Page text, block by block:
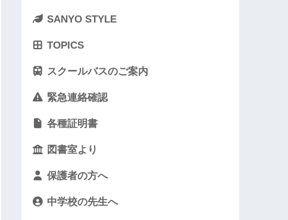
SANYO STYLE
TOPICS
スクールバスのご案内
緊急連絡確認
各種証明書
図書室より
保護者の方へ
中学校の先生へ